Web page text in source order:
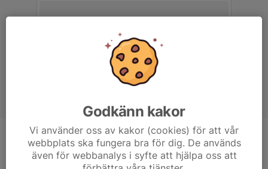
Ålder 13 år
Godkänn kakor
Vi använder oss av kakor (cookies) för att vår
webbplats ska fungera bra för dig. De används
även för webbanalys i syfte att hjälpa oss att